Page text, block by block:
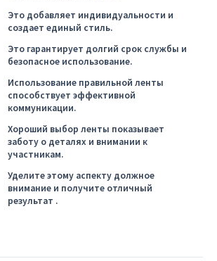
Это добавляет индивидуальности и
создает единый стиль.
Это гарантирует долгий срок службы и
безопасное использование.
Использование правильной ленты
способствует эффективной
коммуникации.
Хороший выбор ленты показывает
заботу о деталях и внимании к
участникам.
Уделите этому аспекту должное
внимание и получите отличный
результат .